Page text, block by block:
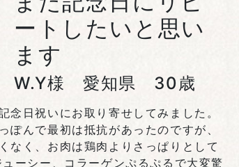
ートしたいと思い
ます
W.Y様 愛知県 30歳
念日祝いにお取り寄せしてみました。
ぽんで最初は抵抗があったのですが、
なく、お肉は鶏肉よりさっぱりとして
ーシー、コラーゲンぷるぷるで大変驚